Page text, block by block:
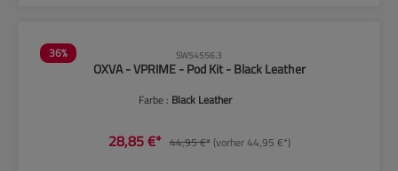
36% SW54556.3
OXVA - VPRIME - Pod Kit - Black Leather
Farbe : Black Leather
28,85 €* 44,95 €*(vorher 44,95 €*)